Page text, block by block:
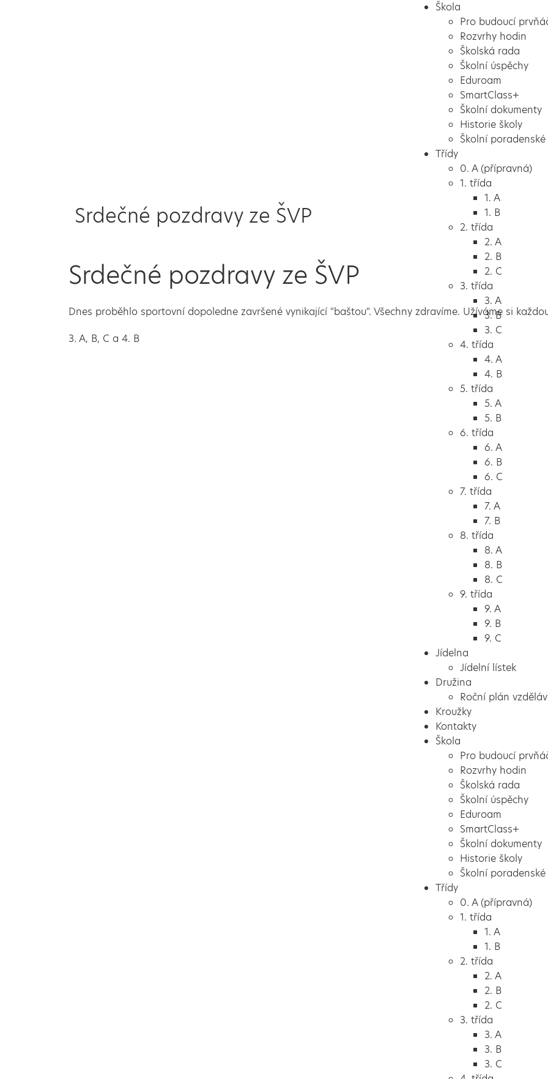
Škola
Pro budoucí
Rozvrhy hodin
Školská rada
Školní úspěchy
Eduroam
SmartClass+
Školní dokumenty
Historie školy
Školní
Třídy
0. A (přípravná)
1. třída
1. A
1. B
2. třída
2. A
2. B
2. C
3. třída
3. A
3. B
3. C
4. třída
4. A
4. B
5. třída
5. A
5. B
6. třída
6. A
6. B
6. C
7. třída
7. A
7. B
8. třída
8. A
8. B
8. C
9. třída
9. A
9. B
9. C
Jídelna
Jídelní lístek
Družina
Roční plán
Kroužky
Kontakty
Škola
Pro budoucí
Rozvrhy hodin
Školská rada
Školní úspěchy
Eduroam
SmartClass+
Školní dokumenty
Historie školy
Školní
Třídy
0. A (přípravná)
1. třída
1. A
1. B
2. třída
2. A
2. B
2. C
3. třída
3. A
3. B
3. C
Srdečné pozdravy ze ŠVP
Srdečné pozdravy ze ŠVP
Dnes proběhlo sportovní dopoledne završené vynikající "baštou". Všechny zdravíme. Užíváme si
3. A, B, C a 4. B